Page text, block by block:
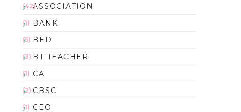
ASSOCIATION
(42)
BANK
(1)
BED
(5)
BT TEACHER
(3)
CA
(1)
CBSC
(2)
CEO
(1)